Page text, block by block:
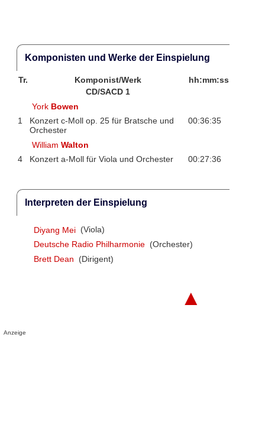
Komponisten und Werke der Einspielung
Tr. Komponist/Werk
hh:mm:ss
CD/SACD 1
York Bowen
1
Konzert c-Moll op. 25 für Bratsche und
Orchester
00:36:35
WilliamWalton
4
Konzert a-Moll für Viola und Orchester 00:27:36
Interpreten der Einspielung
Diyang Mei (Viola)
Deutsche Radio Philharmonie (Orchester)
Brett Dean
(Dirigent)
▲
Anzeige